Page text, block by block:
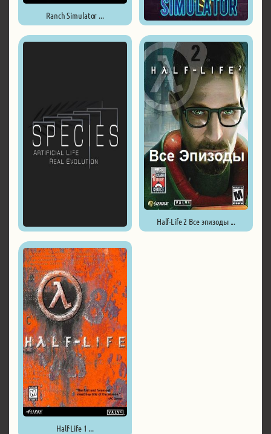
Ranch Simulator ...
Half-Life 2 Все эпизоды ...
Half-Life 1 ...